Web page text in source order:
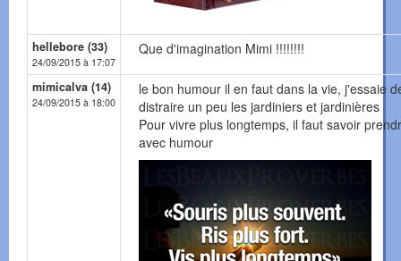
hellebore (33)
24/09/2015 à 17:07
Que d'imagination Mimi !!!!!!!!
mimicalva (14)
24/09/2015 à 18:00
le bon humour il en faut dans la vie, j'essaie
distraire un peu les jardiniers et jardinières
Pour vivre plus longtemps, il faut savoir
avec humour